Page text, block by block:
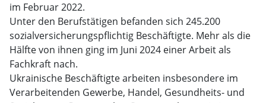
im Februar 2022.
Unter den Berufstätigen befanden sich 245.200
sozialversicherungspflichtig Beschäftigte. Mehr als die
Hälfte von ihnen ging im Juni 2024 einer Arbeit als
Fachkraft nach.
Ukrainische Beschäftigte arbeiten insbesondere im
Verarbeitenden Gewerbe, Handel, Gesundheits- und